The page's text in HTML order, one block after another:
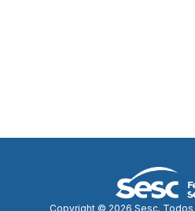
Copyright © 2026 Sesc.